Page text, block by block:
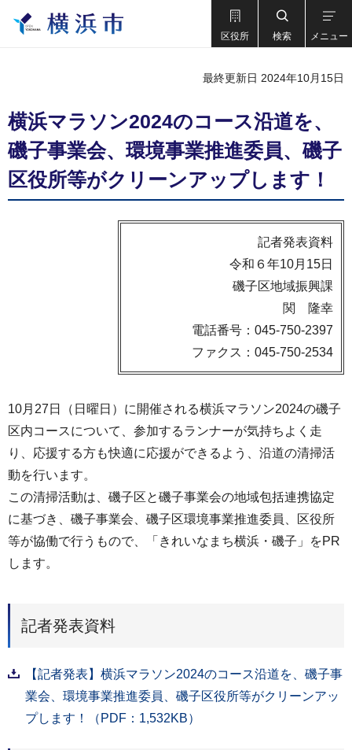
区役所 検索 メニュー
最終更新日 2024年10月15日
横浜マラソン2024のコース沿道を、
磯子事業会、環境事業推進委員、磯子
区役所等がクリーンアップします！
記者発表資料
令和６年10月15日
磯子区地域振興課
関 隆幸
電話番号：045-750-2397
ファクス：045-750-2534
10月27日（日曜日）に開催される横浜マラソン2024の磯子
区内コースについて、参加するランナーが気持ちよく走
り、応援する方も快適に応援ができるよう、沿道の清掃活
動を行います。
この清掃活動は、磯子区と磯子事業会の地域包括連携協定
に基づき、磯子事業会、磯子区環境事業推進委員、区役所
等が協働で行うもので、「きれいなまち横浜・磯子」をPR
します。
記者発表資料
【記者発表】横浜マラソン2024のコース沿道を、磯子事
業会、環境事業推進委員、磯子区役所等がクリーンアッ
プします！（PDF：1,532KB）